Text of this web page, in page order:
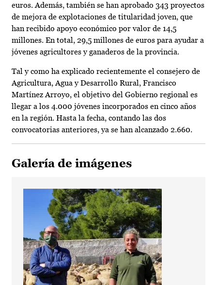
euros. Además, también se han aprobado 343 proyectos
de mejora de explotaciones de titularidad joven, que
han recibido apoyo económico por valor de 14,5
millones. En total, 29,5 millones de euros para ayudar a
jóvenes agricultores y ganaderos de la provincia.
Tal y como ha explicado recientemente el consejero de
Agricultura, Agua y Desarrollo Rural, Francisco
Martínez Arroyo, el objetivo del Gobierno regional es
llegar a los 4.000 jóvenes incorporados en cinco años
en la región. Hasta la fecha, contando las dos
convocatorias anteriores, ya se han alcanzado 2.660.
Galería de imágenes